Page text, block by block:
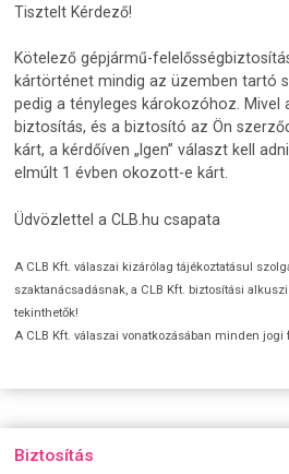
Tisztelt Kérdező!
Kötelező gépjármű-
kártörténet mindig az üzemben tartó
pedig a tényleges károkozóhoz. Mivel
biztosítás, és a biztosító az Ön
kárt, a kérdőíven „Igen” választ kell
elmúlt 1 évben okozott-e kárt.
Üdvözlettel a CLB.hu csapata
A CLB Kft. válaszai kizárólag tájékoztatásul
szaktanácsadásnak, a CLB Kft. biztosítási
tekinthetők!
A CLB Kft. válaszai vonatkozásában minden jogi
Biztosítás